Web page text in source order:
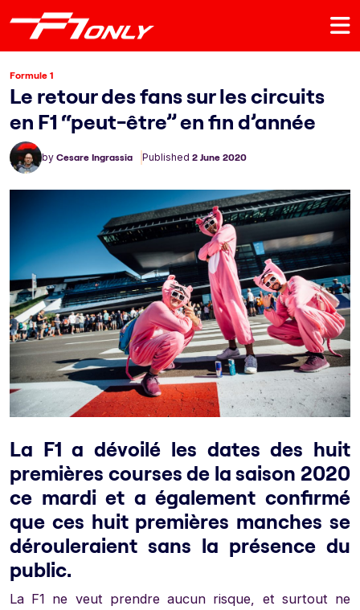
Formule 1
Le retour des fans sur les circuits
en F1 “peut-être” en fin d’année
by Cesare Ingrassia Published 2 June 2020
La F1 a dévoilé les dates des huit
premières courses de la saison 2020
ce mardi et a également confirmé
que ces huit premières manches se
dérouleraient sans la présence du
public.
La F1 ne veut prendre aucun risque, et surtout ne